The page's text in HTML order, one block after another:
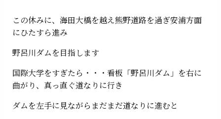
この休みに、海田大橋を越え熊野道路を過ぎ安浦方面
にひたすら進み
野呂川ダムを目指します
国際大学をすぎたら・・・看板「野呂川ダム」を右に
曲がり、真っ直ぐ道なりに行き
ダムを左手に見ながらまだまだ道なりに進むと